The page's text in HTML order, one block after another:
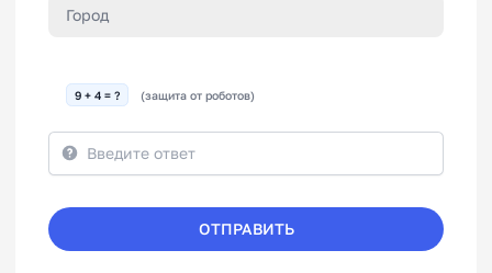
9 + 4 = ? (защита от роботов)
ОТПРАВИТЬ